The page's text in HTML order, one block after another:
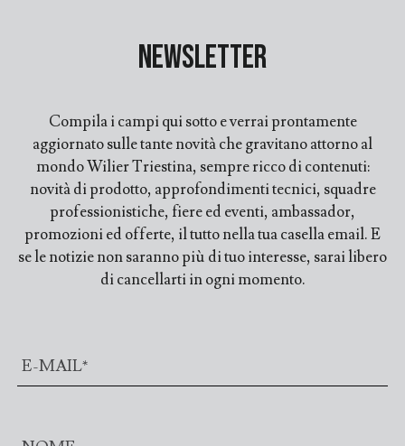
Newsletter
Compila i campi qui sotto e verrai prontamente
aggiornato sulle tante novità che gravitano attorno al
mondo Wilier Triestina, sempre ricco di contenuti:
novità di prodotto, approfondimenti tecnici, squadre
professionistiche, fiere ed eventi, ambassador,
promozioni ed offerte, il tutto nella tua casella email. E
se le notizie non saranno più di tuo interesse, sarai libero
di cancellarti in ogni momento.